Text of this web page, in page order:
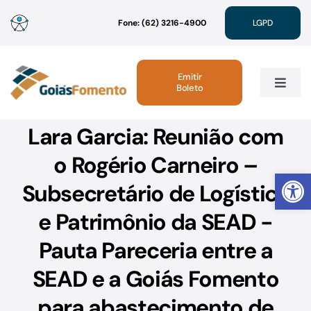
Abrir
para
conteúdo
Fone: (62) 3216-4900 LGPD
Toggle
Institucional
Linhas de Crédito
Atendimento
Sustentabilidade
Emitir
Boleto
Lara Garcia: Reunião com
o Rogério Carneiro –
Subsecretário de Logística
e Patrimônio da SEAD -
Pauta Pareceria entre a
SEAD e a Goiás Fomento